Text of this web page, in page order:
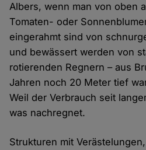
Albers, wenn man von oben
Tomaten- oder
eingerahmt sind von
und bewässert werden von
rotierenden Regnern – aus
Jahren noch 20 Meter tief
Weil der Verbrauch seit
was nachregnet.
Strukturen mit